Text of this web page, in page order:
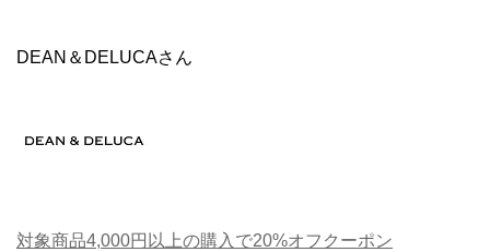
DEAN＆DELUCAさん
対象商品4,000円以上の購入で20%オフクーポン